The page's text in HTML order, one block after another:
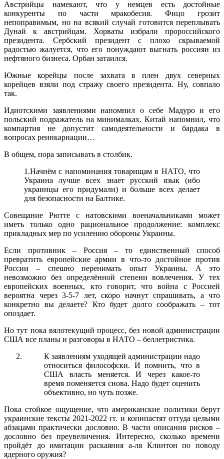
Австрийцы намекают, что у немцев есть достойные
конкуренты по части мракобесия. Фицо грозит
непоправимым, но на всякий случай готовится переплывать
Дунай к австрийцам. Хорваты избрали пророссийского
президента. Сербский президент с плохо скрываемой
радостью жалуется, что его понуждают выгнать россиян из
нефтяного бизнеса. Орбан затаился.
Южные корейцы после захвата в плен двух северных
корейцев взяли под стражу своего президента. Ну, совпало
так.
Идиотскими заявлениями напомнил о себе Мадуро и его
польский подражатель на минималках. Китай напомнил, что
компартия не допустит самодеятельности и бардака в
вопросах реинкарнации…
В общем, пора записывать в столбик.
1.Начнём с напоминания товарищам в НАТО, что
Украина лучше всех знает русский язык (ибо
украинцы его придумали) и больше всех делает
для безопасности на Балтике.
Совещание Рютте с натовскими военачальниками может
иметь только одно рациональное продолжение: комплекс
прикладных мер по усилению обороны Украины.
Если противник – Россия – то единственный способ
превратить европейские армии в что-то достойное против
России – спешно перенимать опыт Украины. А это
невозможно без определённой степени вовлечения. У тех
европейских военных, кто говорит, что война с Россией
вероятна через 3-5-7 лет, скоро начнут спрашивать, а что
конкретно вы делаете? Кто будет долго соображать – тот
опоздает.
Но тут пока вялотекущий процесс, без новой администрации
США все планы и разговоры в НАТО – беллетристика.
К заявлениям уходящей администрации надо
относиться философски. И помнить, что в
США власть меняется. И через какое-то
время поменяется снова. Надо будет оценить
объективно, но чуть позже.
Пока стойкое ощущение, что американские политики берут
украинские тексты 2021-2022 гг. и копипастят оттуда целыми
абзацами практически дословно. В части описания рисков –
дословно без преувеличения. Интересно, сколько времени
пройдёт до имитации раскаяния а-ля Клинтон по поводу
ядерного оружия?